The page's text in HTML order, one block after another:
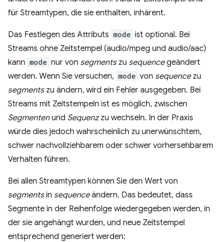
für Streamtypen, die sie enthalten, inhärent.
Das Festlegen des Attributs mode ist optional. Bei
Streams ohne Zeitstempel (audio/mpeg und audio/aac)
kann mode nur von segmentszu sequencegeändert
werden. Wenn Sie versuchen, mode von sequencezu
segmentszu ändern, wird ein Fehler ausgegeben. Bei
Streams mit Zeitstempeln ist es möglich, zwischen
Segmentenund Sequenzzu wechseln. In der Praxis
würde dies jedoch wahrscheinlich zu unerwünschtem,
schwer nachvollziehbarem oder schwer vorhersehbarem
Verhalten führen.
Bei allen Streamtypen können Sie den Wert von
segmentsin sequenceändern. Das bedeutet, dass
Segmente in der Reihenfolge wiedergegeben werden, in
der sie angehängt wurden, und neue Zeitstempel
entsprechend generiert werden: